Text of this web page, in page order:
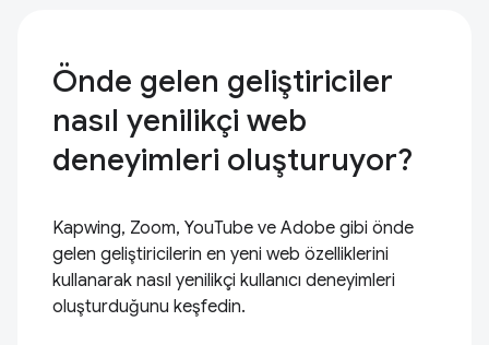
Önde gelen geliştiriciler
nasıl yenilikçi web
deneyimleri oluşturuyor?
Kapwing, Zoom, YouTube ve Adobe gibi önde
gelen geliştiricilerin en yeni web özelliklerini
kullanarak nasıl yenilikçi kullanıcı deneyimleri
oluşturduğunu keşfedin.